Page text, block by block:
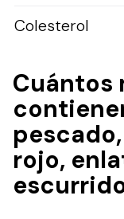
Colesterol
Cuántos
rojo,